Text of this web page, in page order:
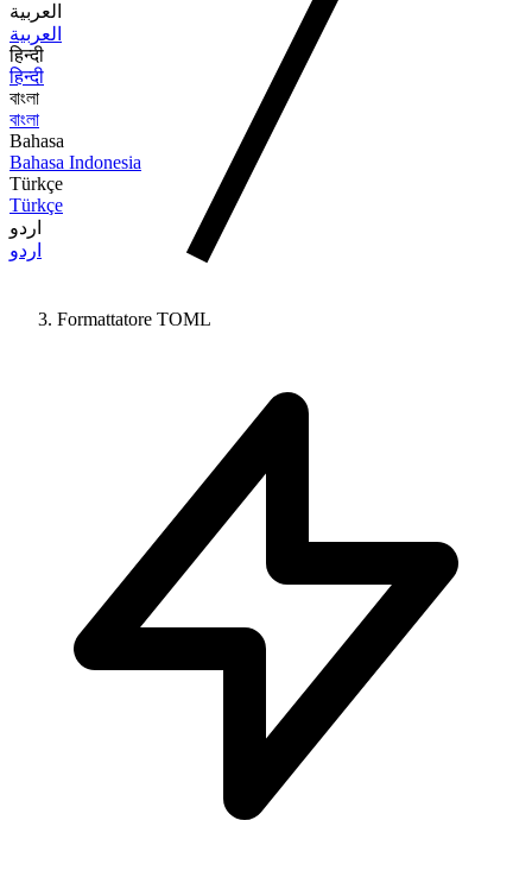
العربية
العربية
हिन्दी
हिन्दी
বাংলা
বাংলা
Bahasa
Bahasa Indonesia
Türkçe
Türkçe
اردو
اردو
Formattatore TOML